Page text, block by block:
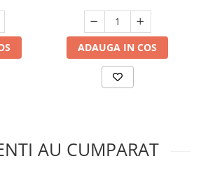
ADAUGA IN COS
AU CUMPARAT